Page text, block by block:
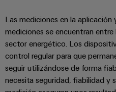
Construcción
naval
Soluciones
integrales
conexión
Weidmüller
Medición
inteligente
Smart
soluciones
de
migración
para
PLC
impreso
Servicios
de
laboratorio
equipo
de
dirección
Política
de
Las mediciones en la
mediciones se encuentran
sector energético. Los
control regular para que
seguir utilizándose de forma
necesita seguridad, fiabilidad y